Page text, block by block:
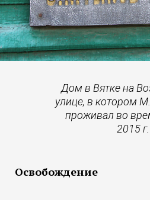
Дом в Вятке на
улице, в котором
проживал во
2015 г.
Освобождение